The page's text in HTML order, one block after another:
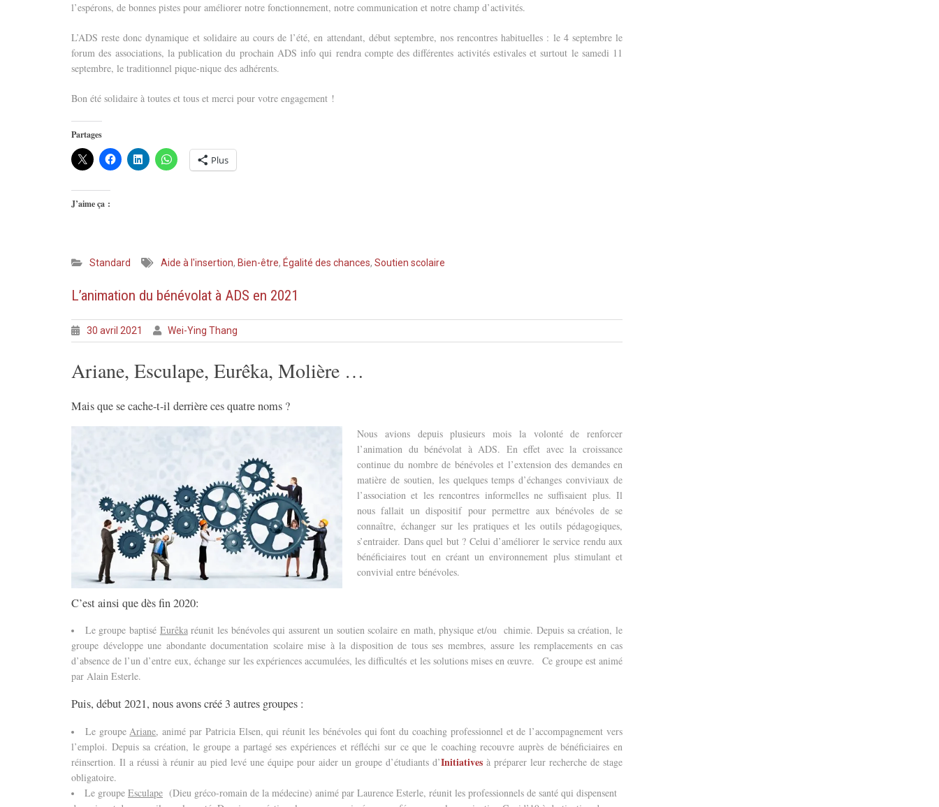
l’espérons, de bonnes pistes pour améliorer notre fonctionnement, notre communication et notre champ d’activités.
L’ADS reste donc dynamique et solidaire au cours de l’été, en attendant, début septembre, nos rencontres habituelles : le 4 septembre le
forum des associations, la publication du prochain ADS info qui rendra compte des différentes activités estivales et surtout le samedi 11
septembre, le traditionnel pique-nique des adhérents.
Bon été solidaire à toutes et tous et merci pour votre engagement !
Partages
Plus
J’aime ça :
Standard Aide à l'insertion, Bien-être, Égalité des chances, Soutien scolaire
L’animation du bénévolat à ADS en 2021
30 avril 2021 Wei-Ying Thang
Ariane, Esculape, Eurêka, Molière …
Mais que se cache-t-il derrière ces quatre noms ?
Nous avions depuis plusieurs mois la volonté de renforcer
l’animation du bénévolat à ADS. En effet avec la croissance
continue du nombre de bénévoles et l’extension des demandes en
matière de soutien, les quelques temps d’échanges conviviaux de
l’associationet les rencontres informelles ne suffisaient plus. Il
nous fallait un dispositif pour permettre aux bénévoles de se
connaître, échanger sur les pratiques et les outils pédagogiques,
s’entraider. Dans quel but ? Celui d’améliorer le service rendu aux
bénéficiaires tout en créant un environnement plus stimulant et
convivial entre bénévoles.
C’est ainsi que dès fin 2020:
Le groupe baptisé Eurêkaréunit les bénévoles qui assurent un soutien scolaire en math, physique et/ou chimie. Depuis sa création, le
groupe développe une abondante documentation scolaire mise à la disposition de tous ses membres, assure les remplacements en cas
d’absence de l’un d’entre eux, échange sur les expériences accumulées, les difficultés et les solutions mises en œuvre. Ce groupe est animé
par Alain Esterle.
Puis, début 2021, nous avons créé 3 autres groupes :
Le groupe Ariane, animé par Patricia Elsen, qui réunit les bénévoles qui font du coaching professionnel et de l’accompagnement vers
l’emploi. Depuis sa création, le groupe a partagé ses expériences et réfléchi sur ce que le coaching recouvre auprès de bénéficiaires en
réinsertion. Il a réussi à réunir au pied levé une équipe pour aider un groupe d’étudiants d’Initiatives à préparer leur recherche de stage
obligatoire.
Le groupe Esculape (Dieu gréco-romain de la médecine) animé par Laurence Esterle, réunit les professionnels de santé qui dispensent